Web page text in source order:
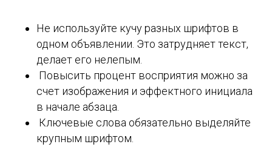
Не используйте кучу разных шрифтов в
одном объявлении. Это затрудняет текст,
делает его нелепым.
Повысить процент восприятия можно за
счет изображения и эффектного инициала
в начале абзаца.
Ключевые слова обязательно выделяйте
крупным шрифтом.